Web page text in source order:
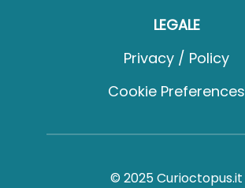
LEGALE
Privacy / Policy
Cookie Preferences
© 2025 Curioctopus.it